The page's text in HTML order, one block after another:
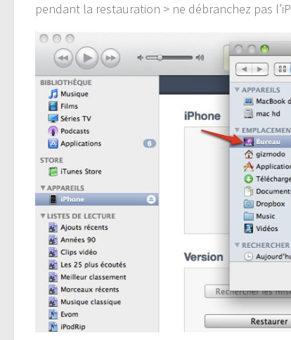
pendant la restauration > ne débranchez pas